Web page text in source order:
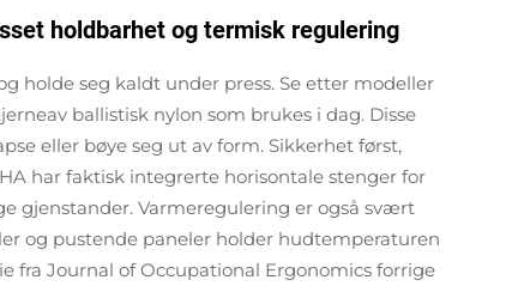
holdbarhet og termisk regulering
holde seg kaldt under press. Se etter modeller
ballistisk nylon som brukes i dag. Disse
eller bøye seg ut av form. Sikkerhet først,
har faktisk integrerte horisontale stenger for
gjenstander. Varmeregulering er også svært
og pustende paneler holder hudtemperaturen
fra Journal of Occupational Ergonomics forrige